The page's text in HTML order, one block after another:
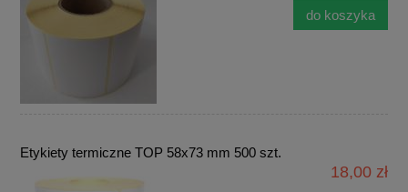
do koszyka
Etykiety termiczne TOP 58x73 mm 500 szt.
18,00 zł